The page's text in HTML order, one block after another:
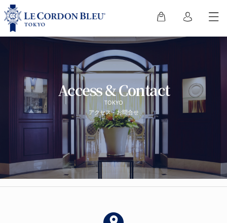
Access & Contact
TOKYO
アクセス・お問合せ